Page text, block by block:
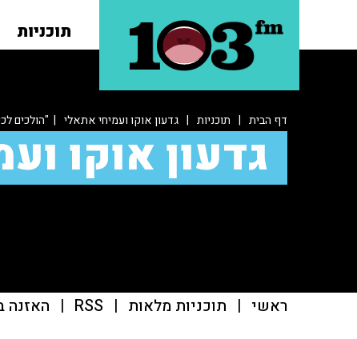
תוכניות
דף הבית | תוכניות | גדעון אוקו ועמיחי אתאלי | "הולכים
גדעון אוקו
ראשי | תוכניות מלאות |
RSS
| האזנה